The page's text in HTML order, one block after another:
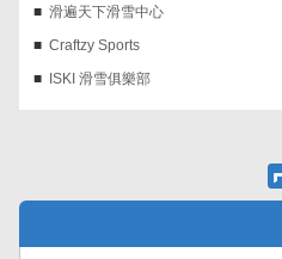
滑遍天下滑雪中心
Craftzy Sports
ISKI 滑雪俱樂部